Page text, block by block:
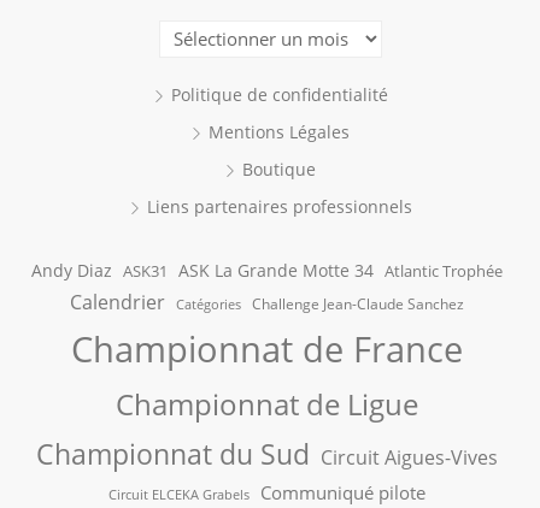
Archives
Politique de confidentialité
Mentions Légales
Boutique
Liens partenaires professionnels
Andy Diaz ASK31 ASK La Grande Motte 34 Atlantic Trophée
Calendrier Catégories Challenge Jean-Claude Sanchez
Championnat de France
Championnat de Ligue
Championnat du Sud Circuit Aigues-Vives
Circuit ELCEKA Grabels Communiqué pilote